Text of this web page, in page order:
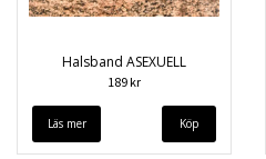
Halsband ASEXUELL
189 kr
Läs mer